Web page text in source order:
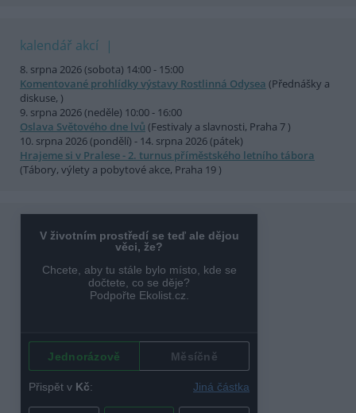
kalendář akcí
8. srpna 2026 (sobota) 14:00 - 15:00
Komentované prohlídky výstavy Rostlinná Odysea (Přednášky a
diskuse, )
9. srpna 2026 (neděle) 10:00 - 16:00
Oslava Světového dne lvů (Festivaly a slavnosti, Praha 7 )
10. srpna 2026 (pondělí) - 14. srpna 2026 (pátek)
Hrajeme si v Pralese - 2. turnus příměstského letního tábora
(Tábory, výlety a pobytové akce, Praha 19 )